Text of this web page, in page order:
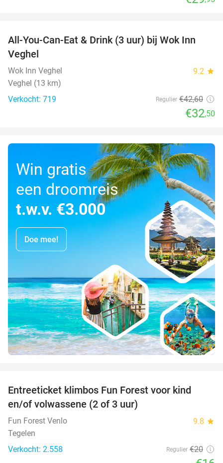
24%
All-You-Can-Eat & Drink (3 uur) bij Wok Inn
Veghel
Wok Inn Veghel 9.2 star
Veghel (13 km)
Verkocht: 719
Regulier €42,60
€32,50
Win gratis
een droomreis
t.w.v. €3.000
Doe mee!
Entreeticket klimbos Fun Forest voor kind
en/of volwassene (2 of 3 uur)
Fun Forest Venlo 9.8 star
Tegelen
Verkocht: 2.558
Regulier €20